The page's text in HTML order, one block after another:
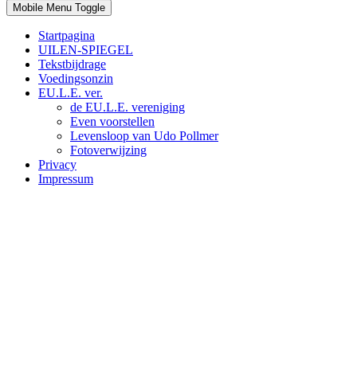
Mobile Menu Toggle
Startpagina
UILEN-SPIEGEL
Tekstbijdrage
Voedingsonzin
EU.L.E. ver.
de EU.L.E. vereniging
Even voorstellen
Levensloop van Udo Pollmer
Fotoverwijzing
Privacy
Impressum